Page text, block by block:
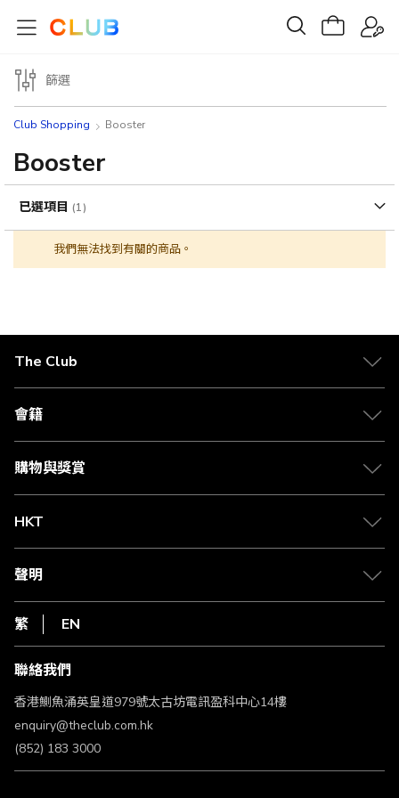
Club Shopping Booster
Booster
我們無法找到有關的商品。
篩選
已選項目
The Club
關於 The Club
合作夥伴
媒體中心
會籍
會籍及專屬禮遇
賺取積分
購物與獎賞
物流與配送
Club Shopping 商品領取站
常見問題
HKT
csl.
1010
HKT
聲明
私隱聲明
使用條款
條款及細則
不歧視及不騷擾聲明
認可牌照及通告
繁 EN
聯絡我們
香港鰂魚涌英皇道979號太古坊電訊盈科中心14樓
enquiry@theclub.com.hk
(852) 183 3000